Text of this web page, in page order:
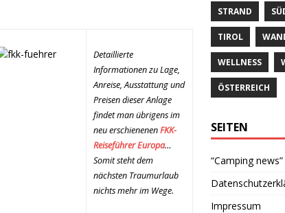
Detaillierte
Informationen zu Lage,
Anreise, Ausstattung und
Preisen dieser Anlage
findet man übrigens im
neu erschienenenFKK-
Reiseführer Europa…
Somit steht dem
nächsten Traumurlaub
nichts mehr im Wege.
STRAND
TIROL
WELLNESS
ÖSTERREICH
SEITEN
“Camping
Impressum